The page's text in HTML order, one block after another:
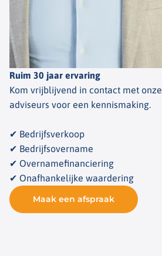
Ruim 30 jaar ervaring
Kom vrijblijvend in contact met onze
adviseurs voor een kennismaking.
✔ Bedrijfsverkoop
✔ Bedrijfsovername
✔ Overnamefinanciering
✔ Onafhankelijke waardering
Maak een afspraak